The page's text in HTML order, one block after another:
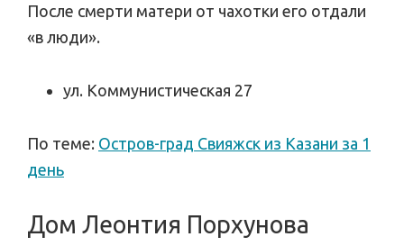
После смерти матери от чахотки его отдали
«в люди».
ул. Коммунистическая 27
По теме: Остров-град Свияжск из Казани за 1
день
Дом Леонтия Порхунова